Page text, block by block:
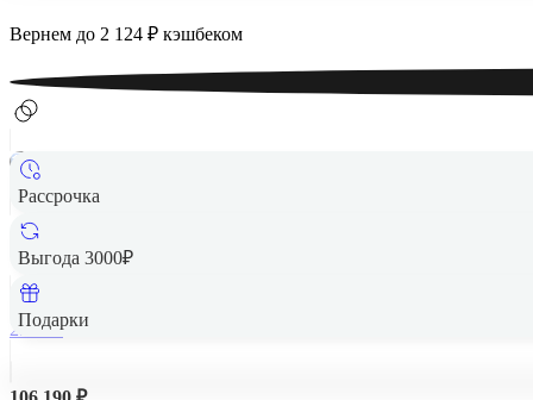
Вернем до 2 124 ₽ кэшбеком
Рассрочка
Выгода 3000₽
Подарки
256 Гб